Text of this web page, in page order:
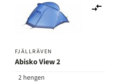
vertailuun
FJÄLLRÄVEN
Abisko View 2
2 hengen